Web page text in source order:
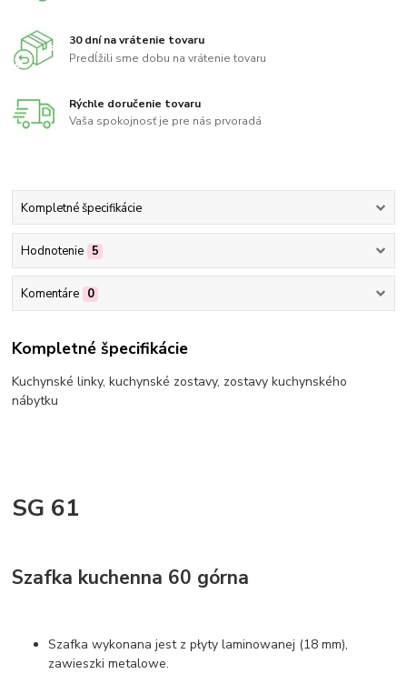
30 dní na vrátenie tovaru
Predĺžili sme dobu na vrátenie tovaru
Rýchle doručenie tovaru
Vaša spokojnosť je pre nás prvoradá
Kompletné špecifikácie
Hodnotenie 5
Komentáre 0
Kompletné špecifikácie
Kuchynské linky, kuchynské zostavy, zostavy kuchynského
nábytku
SG 61
Szafka kuchenna 60 górna
Szafka wykonana jest z płyty laminowanej (18 mm),
zawieszki metalowe.